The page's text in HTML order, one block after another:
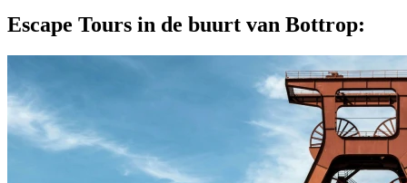
Escape Tours in de buurt van Bottrop: